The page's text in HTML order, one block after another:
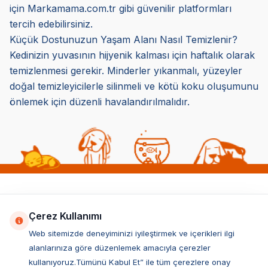
için Markamama.com.tr gibi güvenilir platformları
tercih edebilirsiniz.
Küçük Dostunuzun Yaşam Alanı Nasıl Temizlenir?
Kedinizin yuvasının hijyenik kalması için haftalık olarak
temizlenmesi gerekir. Minderler yıkanmalı, yüzeyler
doğal temizleyicilerle silinmeli ve kötü koku oluşumunu
önlemek için düzenli havalandırılmalıdır.
Kedi Maması
Kısırlaştırılmış Kedi Maması
Çerez Kullanımı
Web sitemizde deneyiminizi iyileştirmek ve içerikleri ilgi
alanlarınıza göre düzenlemek amacıyla çerezler
kullanıyoruz.Tümünü Kabul Et” ile tüm çerezlere onay